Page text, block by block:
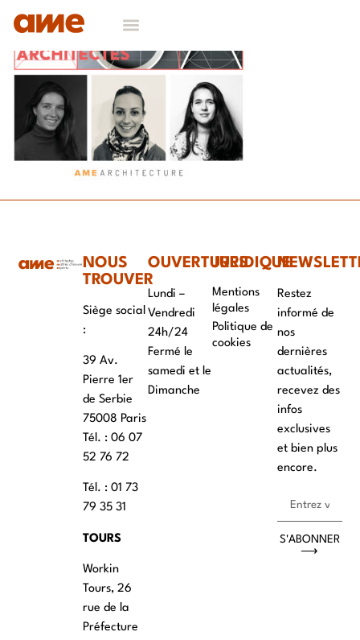
NOUS
TROUVER
Siège social
:
39 Av.
Pierre 1er
de Serbie
75008 Paris
Tél. : ‭06 07
52 76 72
Tél. : 01 73
79 35 31
TOURS
Workin
Tours, 26
rue de la
Préfecture
OUVERTURES
Lundi –
Vendredi
24h/24
Fermé le
samedi et le
Dimanche
JURIDIQUE
Mentions
légales
Politique de
cookies
Restez
informé de
nos
dernières
actualités,
recevez des
infos
exclusives
et bien plus
encore.
S'ABONNER
⟶